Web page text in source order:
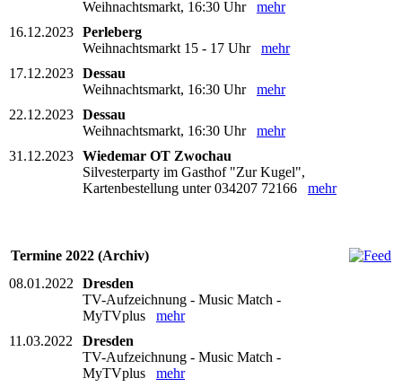
Weihnachtsmarkt, 16:30 Uhr mehr
16.12.2023 Perleberg
Weihnachtsmarkt 15 - 17 Uhr mehr
17.12.2023 Dessau
Weihnachtsmarkt, 16:30 Uhr mehr
22.12.2023 Dessau
Weihnachtsmarkt, 16:30 Uhr mehr
31.12.2023 Wiedemar OT Zwochau
Silvesterparty im Gasthof "Zur Kugel",
Kartenbestellung unter 034207 72166 mehr
Termine 2022 (Archiv)
08.01.2022
Dresden
TV-Aufzeichnung - Music Match -
MyTVplus mehr
11.03.2022
Dresden
TV-Aufzeichnung - Music Match -
MyTVplus mehr